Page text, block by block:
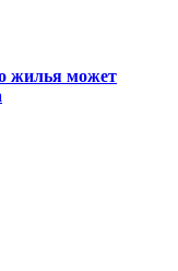
жилья может